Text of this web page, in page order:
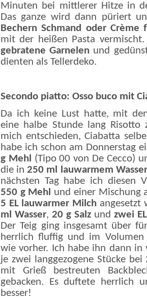
Minuten bei mittlerer Hitze in
Das ganze wird dann püriert
Bechern Schmand oder
mit der heißen Pasta
gebratene Garnelen und
dienten als Tellerdeko.
Secondo piatto: Osso buco mit
Da ich keine Lust hatte, mit
eine halbe Stunde lang Risotto
mich entschieden, Ciabatta
habe ich schon am Donnerstag
g Mehl (Tipo 00 von De Cecco)
die in250 ml lauwarmem Wasser
nächsten Tag habe ich diesen
550 g Mehl und einer Mischung
5 EL lauwarmer Milch angesetzt
ml Wasser, 20 g Salz und zwei
Der Teig ging insgesamt über
herrlich fluffig und im
wie vorher. Ich habe ihn dann in
je zwei langgezogene Stücke
mit Grieß bestreuten
gebacken. Es duftete herrlich
besser!